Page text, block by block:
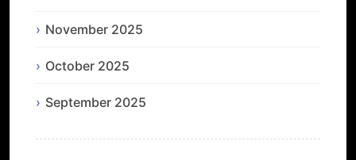
November 2025
October 2025
September 2025